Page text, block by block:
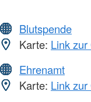
Blutspende
Karte: Link
Ehrenamt
Karte: Link